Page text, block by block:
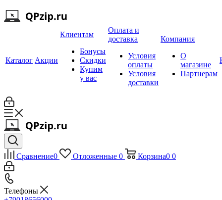
Каталог Акции
Клиентам
Бонусы
Скидки
Купим
у вас
Оплата и
доставка
Условия
оплаты
Условия
доставки
Компания
О
магазине
Партнерам
Сравнение0 Отложенные 0 Корзина0 0
Телефоны